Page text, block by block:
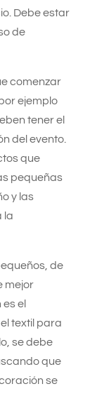
Debe estar
de
comenzar
ejemplo
tener el
del evento.
que
pequeñas
y las
la
de
mejor
el
textil para
se debe
que
se